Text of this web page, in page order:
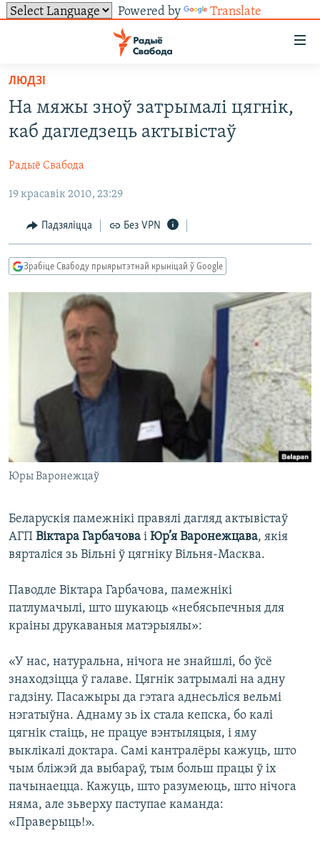
Powered by Translate
ўнівэрсальнага
доступу
Перайсьці
да
галоўнага
Перайсьці
да
навігацыі
Перайсьці
да
пошуку
УСЕ НАВІНЫ
ЛЮДЗІ
ПАЛІТЫКА
ЭКАНОМІКА
БЕЛАРУСЫ НА ВАЙНЕ
ПАЛІТВЯЗЬНІ
КУЛЬТУРА
КАЛЯНДАР
ТОЛЬКІ НА СВАБОДЗЕ
БЛОГІ
ГІСТОРЫЯ НА СВАБОДЗЕ
ПАДКАСТЫ
АЎДЫЁКНІГІ
НА ХВАЛЯХ СВАБОДЫ
АБЫСЬЦІ БЛЯКАВАНЬНЕ
ПАДЗЯЛІЦЦА ІНФАРМАЦЫЯЙ
ПАДПІСАЦЦА
RSS
ПАДКАСТЫ
TWITTER
Усе сайты РС/РСЭ
ЛЮДЗІ
На мяжы зноў затрымалі цягнік,
каб дагледзець актывістаў
Радыё Свабода
19 красавік 2010, 23:29
Падзяліцца Без VPN
Зрабіце Свабоду прыярытэтнай крыніцай ў Google
Юры Варонежцаў
Беларускія памежнікі правялі дагляд актывістаў
АГП Віктара Гарбачова і Юр’я Варонежцава, якія
вярталіся зь Вільні ў цягніку Вільня-Масква.
Паводле Віктара Гарбачова, памежнікі
патлумачылі, што шукаюць «небясьпечныя для
краіны друкаваныя матэрыялы»:
«У нас, натуральна, нічога не знайшлі, бо ўсё
знаходзіцца ў галаве. Цягнік затрымалі на адну
гадзіну. Пасажыры да гэтага аднесьліся вельмі
нэгатыўна. Аднаму зь іх стала кепска, бо калі
цягнік стаіць, не працуе вэнтыляцыя, і яму
выклікалі доктара. Самі кантралёры кажуць, што
чым бліжэй да выбараў, тым больш працы ў іх
пачынаецца. Кажуць, што разумеюць, што нічога
няма, але зьверху паступае каманда:
«Праверыць!».